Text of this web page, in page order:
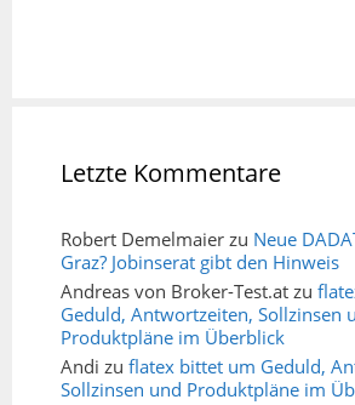
Letzte Kommentare
Robert Demelmaier zu Neue
Graz? Jobinserat gibt den Hinweis
Andreas von Broker-Test.at zu
Geduld, Antwortzeiten, Sollzinsen
Produktpläne im Überblick
Andi zu flatex bittet um Geduld,
Sollzinsen und Produktpläne im